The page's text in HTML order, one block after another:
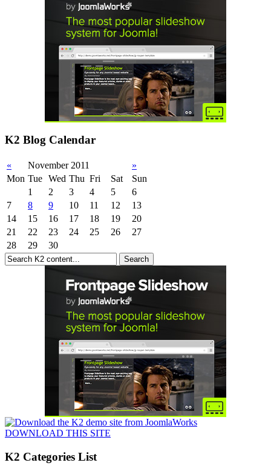
K2 Blog Calendar
« November 2011
»
Mon Tue Wed Thu Fri Sat
Sun
1
2 3 4 5
6
7
8 9 10 11 12
13
14
15 16 17 18 19
20
21
22 23 24 25 26
27
28
29 30
DOWNLOAD THIS SITE
K2 Categories List